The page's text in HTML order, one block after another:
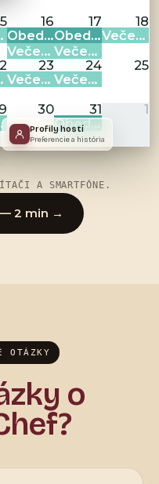
16
Obed: 9
Večer: 2
17
Obed: 2
Večer: 8
18
Večer: 2
7
23
Večer: 2
24
Večer: 10
25
4
30
31
Obed: 2
1
Profily hostí
Preferencie a história
A SMARTFÓNE.
2 min →
OTÁZKY
o